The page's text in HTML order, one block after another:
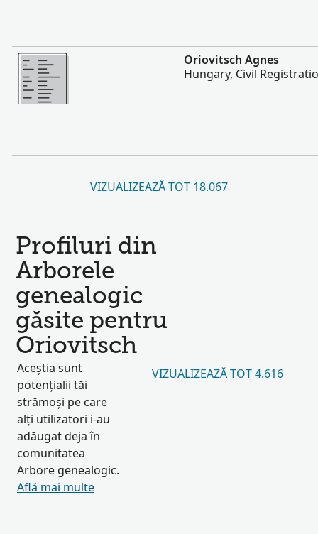
Mai multe
Oriovitsch Agnes
Hungary, Civil
VIZUALIZEAZĂ TOT 18.067
Profiluri din
Arborele
genealogic
găsite pentru
Oriovitsch
Aceștia sunt
potențialii tăi
strămoși pe care
alți utilizatori i-au
adăugat deja în
comunitatea
Arbore genealogic.
Află mai multe
VIZUALIZEAZĂ TOT 4.616